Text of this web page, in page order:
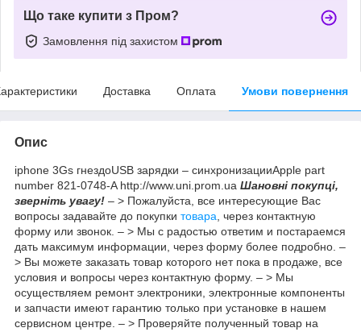
Що таке купити з Пром?
Замовлення під захистом
Доставка Оплата Умови повернення
Опис
iphone 3Gs гнездоUSB зарядки – синхронизацииApple part
number 821-0748-A http://www.uni.prom.ua Шановні покупці,
зверніть увагу! – > Пожалуйста, все интересующие Вас
вопросы задавайте до покупки товара , через контактную
форму или звонок. – > Мы с радостью ответим и постараемся
дать максимум информации, через форму более подробно. –
> Вы можете заказать товар которого нет пока в продаже, все
условия и вопросы через контактную форму. – > Мы
осуществляем ремонт электроники, электронные компоненты
и запчасти имеют гарантию только при установке в нашем
сервисном центре. – > Проверяйте полученный товар на